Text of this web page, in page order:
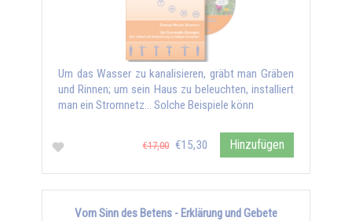
Um das Wasser zu kanalisieren, gräbt man Gräben
und Rinnen; um sein Haus zu beleuchten, installiert
man ein Stromnetz… Solche Beispiele könn
€17,00 €15,30 Hinzufügen
Vom Sinn des Betens - Erklärung und Gebete